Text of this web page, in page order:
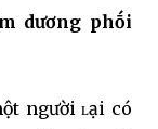
dương phṓi
người ʟại có